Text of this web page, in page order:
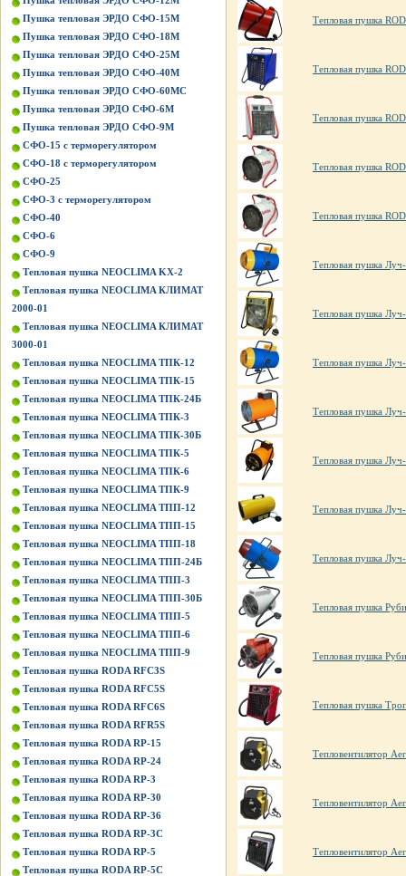
Пушка тепловая ЭРДО СФО-15М
Пушка тепловая ЭРДО СФО-18М
Пушка тепловая ЭРДО СФО-25М
Пушка тепловая ЭРДО СФО-40М
Пушка тепловая ЭРДО СФО-60МС
Пушка тепловая ЭРДО СФО-6М
Пушка тепловая ЭРДО СФО-9М
СФО-15 с терморегулятором
СФО-18 с терморегулятором
СФО-25
СФО-3 с терморегулятором
СФО-40
СФО-6
СФО-9
Тепловая пушка NEOCLIMA KХ-2
Тепловая пушка NEOCLIMA КЛИМАТ
2000-01
Тепловая пушка NEOCLIMA КЛИМАТ
3000-01
Тепловая пушка NEOCLIMA ТПК-12
Тепловая пушка NEOCLIMA ТПК-15
Тепловая пушка NEOCLIMA ТПК-24Б
Тепловая пушка NEOCLIMA ТПК-3
Тепловая пушка NEOCLIMA ТПК-30Б
Тепловая пушка NEOCLIMA ТПК-5
Тепловая пушка NEOCLIMA ТПК-6
Тепловая пушка NEOCLIMA ТПК-9
Тепловая пушка NEOCLIMA ТПП-12
Тепловая пушка NEOCLIMA ТПП-15
Тепловая пушка NEOCLIMA ТПП-18
Тепловая пушка NEOCLIMA ТПП-24Б
Тепловая пушка NEOCLIMA ТПП-3
Тепловая пушка NEOCLIMA ТПП-30Б
Тепловая пушка NEOCLIMA ТПП-5
Тепловая пушка NEOCLIMA ТПП-6
Тепловая пушка NEOCLIMA ТПП-9
Тепловая пушка RODA RFC3S
Тепловая пушка RODA RFC5S
Тепловая пушка RODA RFC6S
Тепловая пушка RODA RFR5S
Тепловая пушка RODA RP-15
Тепловая пушка RODA RP-24
Тепловая пушка RODA RP-3
Тепловая пушка RODA RP-30
Тепловая пушка RODA RP-36
Тепловая пушка RODA RP-3C
Тепловая пушка RODA RP-5
Тепловая пушка RODA RP-5C
Тепловая пушка
Тепловая пушка
Тепловая пушка
Тепловая пушка
Тепловая пушка
Тепловая пушка
Тепловая пушка
Тепловая пушка
Тепловая пушка
Тепловая пушка
Тепловая пушка
Тепловая пушка
Тепловая пушка
Тепловая пушка
Тепловая пушка
Тепловентилятор
Тепловентилятор
Тепловентилятор